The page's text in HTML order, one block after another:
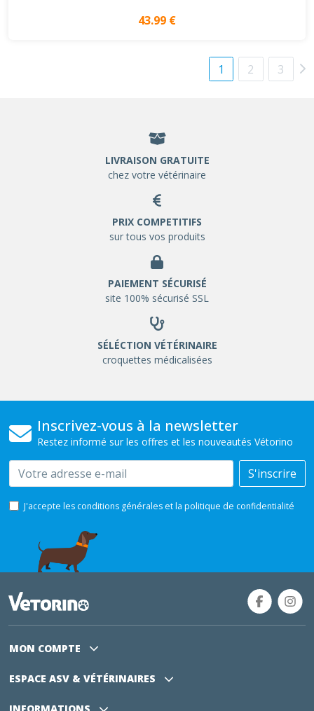
43.99 €
1 2 3
LIVRAISON GRATUITE
chez votre vétérinaire
PRIX COMPETITIFS
sur tous vos produits
PAIEMENT SÉCURISÉ
site 100% sécurisé SSL
SÉLÉCTION VÉTÉRINAIRE
croquettes médicalisées
Inscrivez-vous à la newsletter
Restez informé sur les offres et les nouveautés Vétorino
Email S'inscrire
J'accepte les conditions générales et la politique de confidentialité
MON COMPTE
ESPACE ASV & VÉTÉRINAIRES